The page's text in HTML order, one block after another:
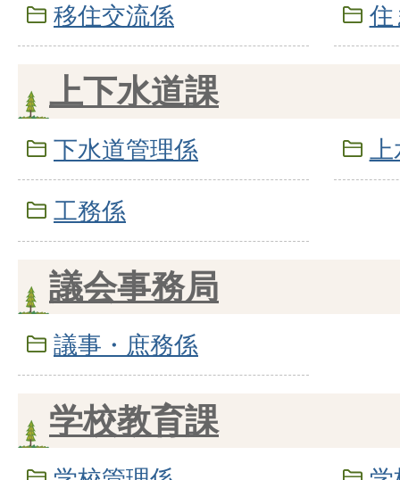
移住交流係 住
上下水道課
下水道管理係 上
工務係
議会事務局
議事・庶務係
学校教育課